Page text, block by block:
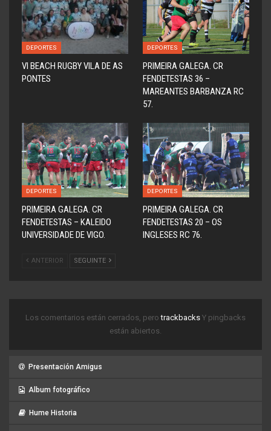
DEPORTES
VI BEACH RUGBY VILA DE AS
PONTES
DEPORTES
PRIMEIRA GALEGA. CR
FENDETESTAS 36 –
MAREANTES BARBANZA RC
57.
DEPORTES
PRIMEIRA GALEGA. CR
FENDETESTAS – KALEIDO
UNIVERSIDADE DE VIGO.
DEPORTES
PRIMEIRA GALEGA. CR
FENDETESTAS 20 – OS
INGLESES RC 76.
ANTERIOR SEGUINTE
Los comentarios están cerrados, perotrackbacks Y pingbacks
están abiertos.
Presentación Amigus
Album fotográfico
Hume Historia